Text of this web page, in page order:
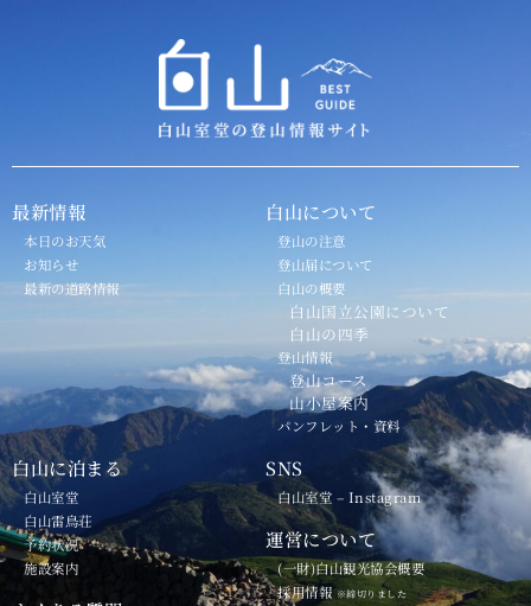
最新情報
本日のお天気
お知らせ
最新の道路情報
白山について
登山の注意
登山届について
白山の概要
白山国立公園について
白山の四季
登山情報
登山コース
山小屋案内
パンフレット・資料
白山に泊まる
白山室堂
白山雷鳥荘
予約状況
施設案内
SNS
白山室堂 – Instagram
運営について
(一財)白山観光協会概要
採用情報※締切りました